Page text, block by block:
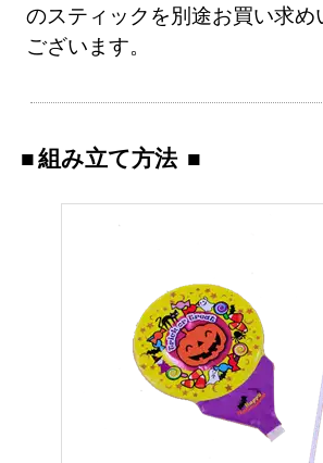
のスティックを別途お買い求
ございます。
組み立て方法